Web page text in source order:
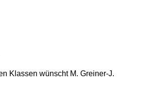
Klassen wünscht M. Greiner-J.